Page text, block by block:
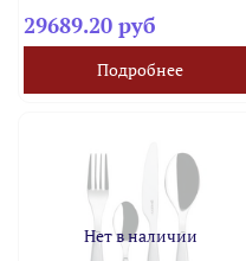
29689.20 руб
Подробнее
Нет в наличии